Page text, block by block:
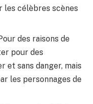
célèbres scènes
des raisons de
pour des
et sans danger, mais
les personnages de